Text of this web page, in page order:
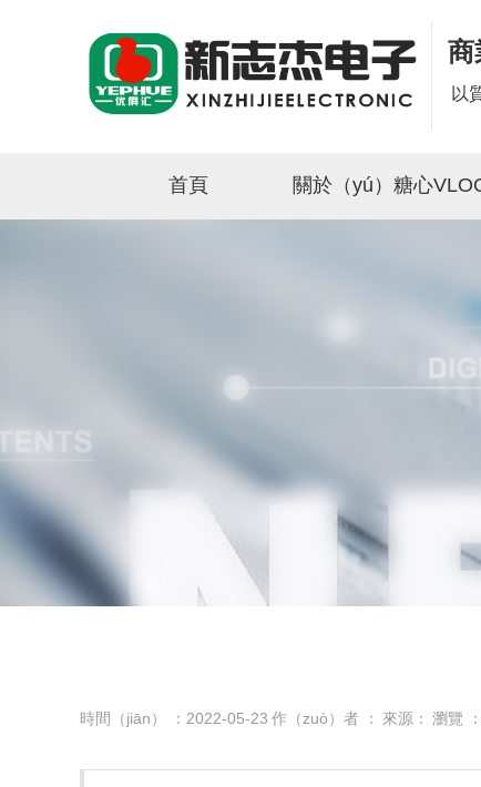
商
以
首頁 關於（yú）糖心
時間（jiān） ：2022-05-23 作（zuò）者 ： 來源： 瀏覽 ：